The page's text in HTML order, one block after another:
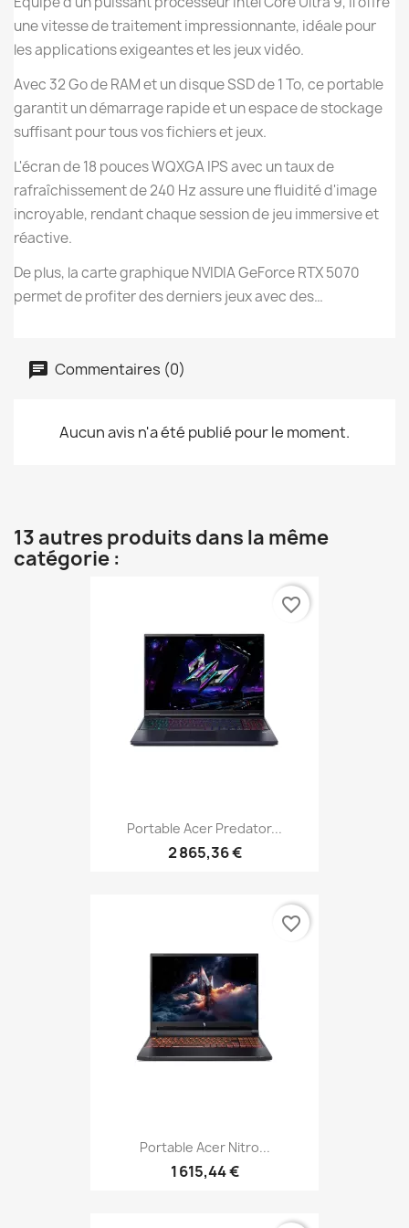
une vitesse de traitement impressionnante, idéale pour
les applications exigeantes et les jeux vidéo.
Avec 32 Go de RAM et un disque SSD de 1 To, ce portable
garantit un démarrage rapide et un espace de stockage
suffisant pour tous vos fichiers et jeux.
L'écran de 18 pouces WQXGA IPS avec un taux de
rafraîchissement de 240 Hz assure une fluidité d'image
incroyable, rendant chaque session de jeu immersive et
réactive.
De plus, la carte graphique NVIDIA GeForce RTX 5070
permet de profiter des derniers jeux avec des…
Commentaires (0)
Aucun avis n'a été publié pour le moment.
13 autres produits dans la même
catégorie :
Portable Acer Predator...
2 865,36 €
favorite_border
Portable Acer Nitro...
1 615,44 €
favorite_border